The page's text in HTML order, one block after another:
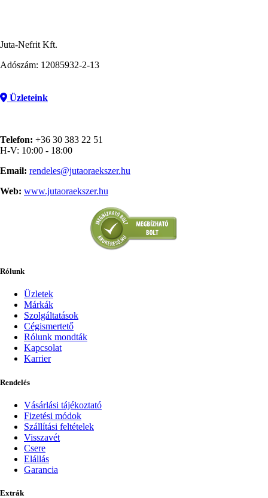
Juta-Nefrit Kft.
Adószám: 12085932-2-13
Üzleteink
Telefon: +36 30 383 22 51
H-V: 10:00 - 18:00
Email: rendeles@jutaoraekszer.hu
Web: www.jutaoraekszer.hu
Rólunk
Üzletek
Márkák
Szolgáltatások
Cégismertető
Rólunk mondták
Kapcsolat
Karrier
Rendelés
Vásárlási tájékoztató
Fizetési módok
Szállítási feltételek
Visszavét
Csere
Elállás
Garancia
Extrák